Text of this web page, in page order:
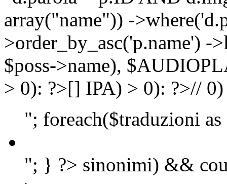
array("name")) -
>order_by_asc('p.name')
$poss->name),
> 0): ?>[] IPA) > 0): ?>//
"; foreach($traduzioni
"; } ?> sinonimi) &&